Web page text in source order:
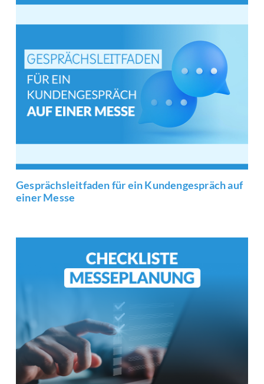
Gesprächsleitfaden für ein Kundengespräch auf
einer Messe